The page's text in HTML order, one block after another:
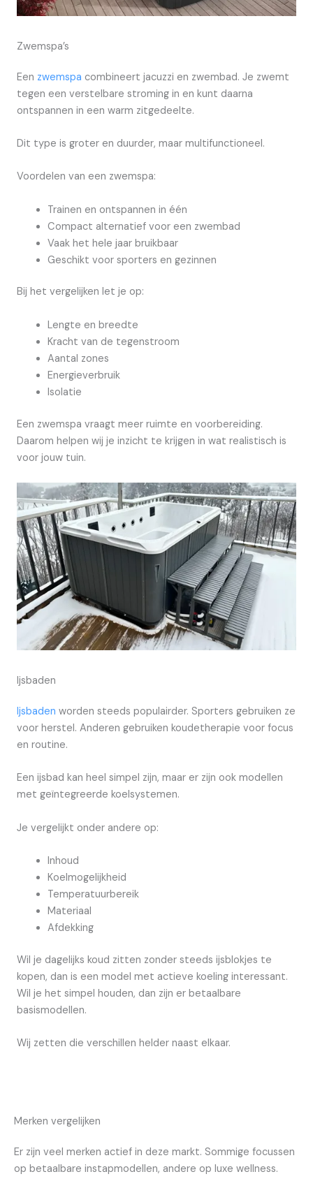
Zwemspa’s
Een zwemspa combineert jacuzzi en zwembad. Je zwemt
tegen een verstelbare stroming in en kunt daarna
ontspannen in een warm zitgedeelte.
Dit type is groter en duurder, maar multifunctioneel.
Voordelen van een zwemspa:
Trainen en ontspannen in één
Compact alternatief voor een zwembad
Vaak het hele jaar bruikbaar
Geschikt voor sporters en gezinnen
Bij het vergelijken let je op:
Lengte en breedte
Kracht van de tegenstroom
Aantal zones
Energieverbruik
Isolatie
Een zwemspa vraagt meer ruimte en voorbereiding.
Daarom helpen wij je inzicht te krijgen in wat realistisch is
voor jouw tuin.
Ijsbaden
Ijsbaden worden steeds populairder. Sporters gebruiken ze
voor herstel. Anderen gebruiken koudetherapie voor focus
en routine.
Een ijsbad kan heel simpel zijn, maar er zijn ook modellen
met geïntegreerde koelsystemen.
Je vergelijkt onder andere op:
Inhoud
Koelmogelijkheid
Temperatuurbereik
Materiaal
Afdekking
Wil je dagelijks koud zitten zonder steeds ijsblokjes te
kopen, dan is een model met actieve koeling interessant.
Wil je het simpel houden, dan zijn er betaalbare
basismodellen.
Wij zetten die verschillen helder naast elkaar.
Merken vergelijken
Er zijn veel merken actief in deze markt. Sommige focussen
op betaalbare instapmodellen, andere op luxe wellness.